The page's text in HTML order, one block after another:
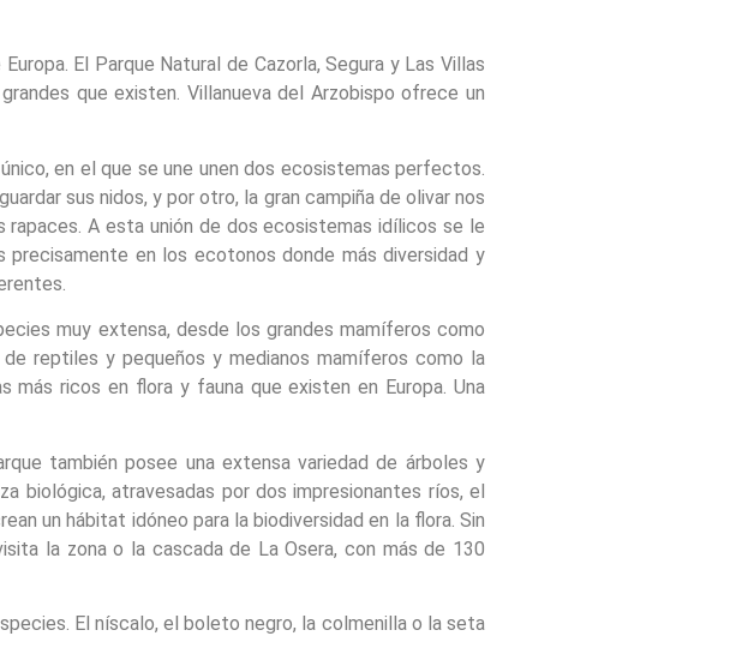
El Parque Natural de Cazorla, Segura y Las Villas
que existen. Villanueva del Arzobispo ofrece un
en el que se une unen dos ecosistemas perfectos.
sus nidos, y por otro, la gran campiña de olivar nos
A esta unión de dos ecosistemas idílicos se le
precisamente en los ecotonos donde más diversidad y
muy extensa, desde los grandes mamíferos como
reptiles y pequeños y medianos mamíferos como la
ricos en flora y fauna que existen en Europa. Una
también posee una extensa variedad de árboles y
biológica, atravesadas por dos impresionantes ríos, el
un hábitat idóneo para la biodiversidad en la flora. Sin
la zona o la cascada de La Osera, con más de 130
El níscalo, el boleto negro, la colmenilla o la seta